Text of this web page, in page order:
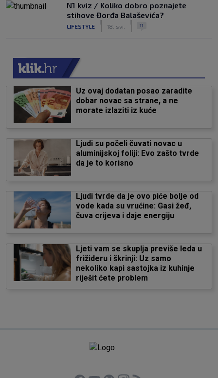
N1 kviz / Koliko dobro poznajete
stihove Đorđa Balaševića?
LIFESTYLE 18. svi. 11
Uz ovaj dodatan posao zaradite
dobar novac sa strane, a ne
morate izlaziti iz kuće
Ljudi su počeli čuvati novac u
aluminijskoj foliji: Evo zašto tvrde
da je to korisno
Ljudi tvrde da je ovo piće bolje od
vode kada su vrućine: Gasi žeđ,
čuva crijeva i daje energiju
Ljeti vam se skuplja previše leda u
frižideru i škrinji: Uz samo
nekoliko kapi sastojka iz kuhinje
riješit ćete problem